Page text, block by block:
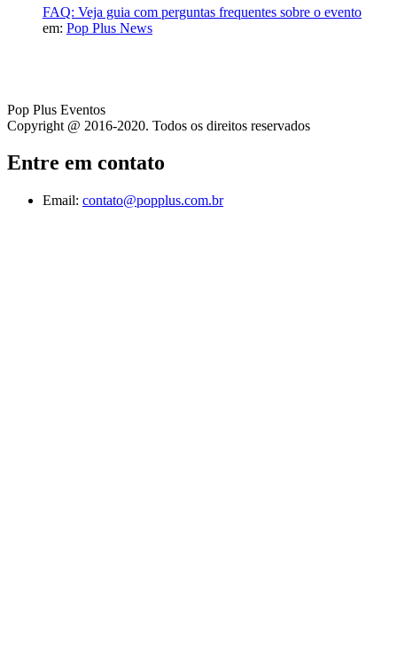
FAQ: Veja guia com perguntas frequentes sobre o evento
em: Pop Plus News
Pop Plus Eventos
Copyright @ 2016-2020. Todos os direitos reservados
Entre em contato
Email: contato@popplus.com.br